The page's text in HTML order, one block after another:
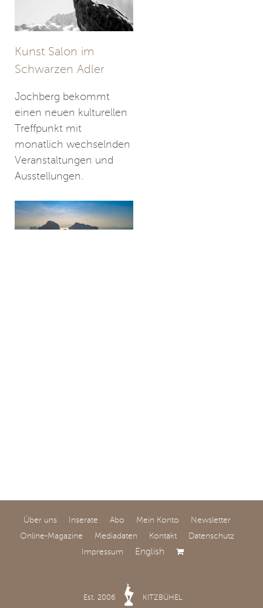
Kunst Salon im
Schwarzen Adler
Jochberg bekommt
einen neuen kulturellen
Treffpunkt mit
monatlich wechselnden
Veranstaltungen und
Ausstellungen.
Über uns Inserate Abo Mein Konto
Newsletter
Online-Magazine
Mediadaten Kontakt
Datenschutz
Impressum
English
Est. 2006 KITZBÜHEL